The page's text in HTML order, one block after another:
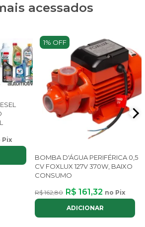
acessados
Pix
1% OFF
BOMBA D'ÁGUA PERIFÉRICA 0,5
CV FOXLUX 127V 370W, BAIXO
CONSUMO
R$ 162,80 R$ 161,32 no Pix
ADICIONAR